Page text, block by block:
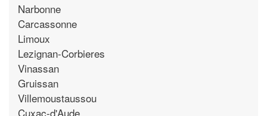
Narbonne
Carcassonne
Limoux
Lezignan-Corbieres
Vinassan
Gruissan
Villemoustaussou
Cuxac-d'Aude